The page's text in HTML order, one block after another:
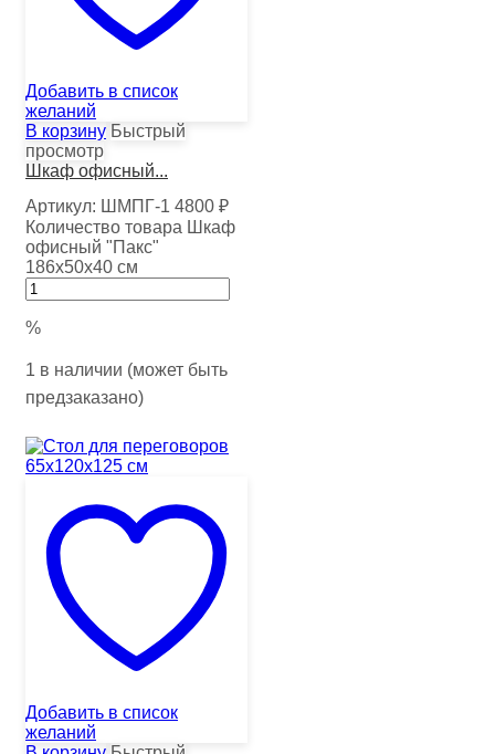
Добавить в список
желаний
В корзину Быстрый
просмотр
Шкаф офисный...
Артикул: ШМПГ-1 4800 ₽
Количество товара Шкаф
офисный "Пакс"
186х50х40 см
%
1 в наличии (может быть
предзаказано)
Добавить в список
желаний